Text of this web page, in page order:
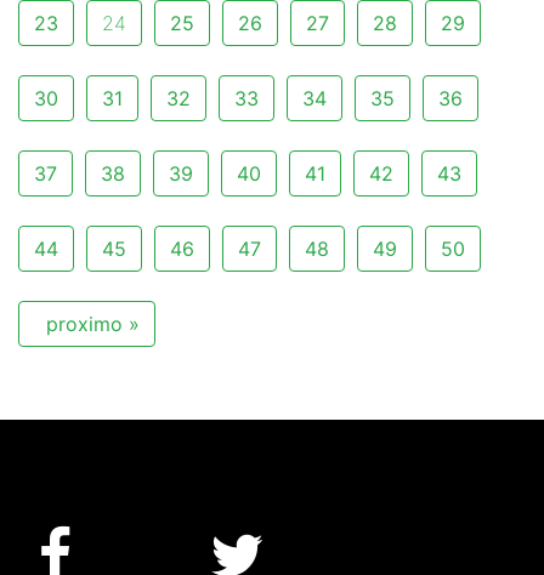
23 24 25 26 27 28 29
30 31 32 33 34 35 36
37 38 39 40 41 42 43
44 45 46 47 48 49 50
proximo »